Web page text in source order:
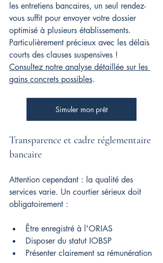
les entretiens bancaires, un seul rendez-
vous suffit pour envoyer votre dossier
optimisé à plusieurs établissements.
Particulièrement précieux avec les délais
courts des clauses suspensives !
Consultez notre analyse détaillée sur les
gains concrets possibles.
Simuler mon prêt
Transparence et cadre réglementaire
bancaire
Attention cependant : la qualité des
services varie. Un courtier sérieux doit
obligatoirement :
Être enregistré à l'ORIAS
Disposer du statut IOBSP
Présenter clairement sa rémunération